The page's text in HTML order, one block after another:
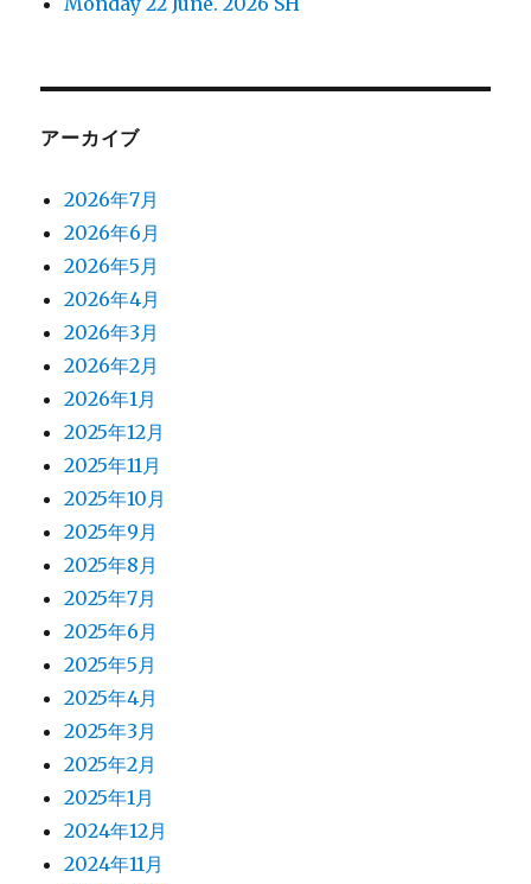
アーカイブ
2026年7月
2026年6月
2026年5月
2026年4月
2026年3月
2026年2月
2026年1月
2025年12月
2025年11月
2025年10月
2025年9月
2025年8月
2025年7月
2025年6月
2025年5月
2025年4月
2025年3月
2025年2月
2025年1月
2024年12月
2024年11月